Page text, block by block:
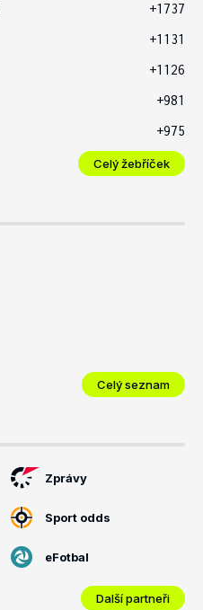
+1737
+1131
+1126
+981
+975
Celý žebříček
Celý seznam
Zprávy
Sport odds
eFotbal
Další partneři